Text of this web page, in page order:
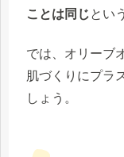
ことは同じとい
では、オリーブ
肌づくりにプラ
しょう。